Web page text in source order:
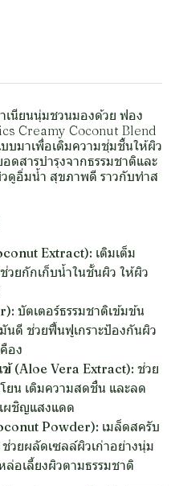
นียนนุ่มชวนมองด้วย ฟอง
Creamy Coconut Blend
บมาเพื่อเติมความชุ่มชื้นให้ผิว
ดสารบำรุงจากธรรมชาติและ
ดูอิ่มน้ำ สุขภาพดี ราวกับทำส
Extract): เติมเต็ม
ยกักเก็บน้ำในชั้นผิว ให้ผิว
บัตเตอร์ธรรมชาติเข้มข้น
นดี ช่วยฟื้นฟูเกราะป้องกันผิว
อง
(Aloe Vera Extract): ช่วย
ยน เติมความสดชื่น และลด
ผชิญแสงแดด
Powder): เมล็ดสครับ
วยผลัดเซลล์ผิวเก่าอย่างนุ่ม
อเลี้ยงผิวตามธรรมชาติ